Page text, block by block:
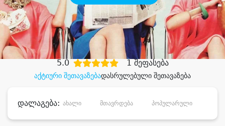
შეიძინესასურველი მომსახურება
დიდი დანაზოგით
აქტიური შეთავაზებადასრულებული შეთავაზება
5.0 1 შეფასება
დალაგება: ახალი მთავრდება პოპულარული